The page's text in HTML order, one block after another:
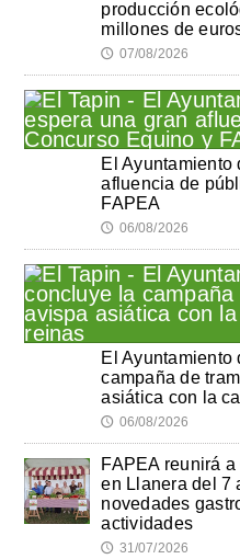
producción
millones de
🕔 07/08/2026
El Ayuntamiento
afluencia de
FAPEA
🕔 06/08/2026
El Ayuntamiento
campaña de
asiática con la
🕔 06/08/2026
FAPEA reunirá
en Llanera del 7
novedades
actividades
🕔 31/07/2026